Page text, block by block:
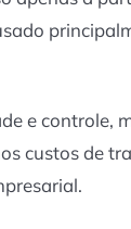
e controle,
custos de